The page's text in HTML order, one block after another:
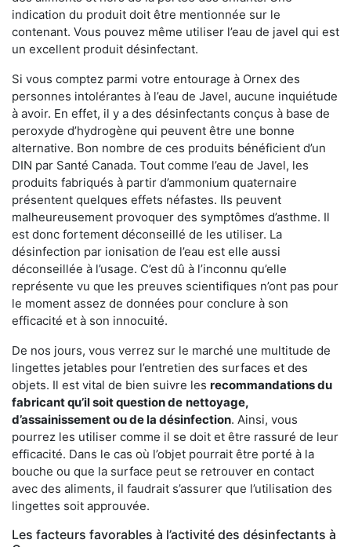
indication du produit doit être mentionnée sur le
contenant. Vous pouvez même utiliser l’eau de javel qui est
un excellent produit désinfectant.
Si vous comptez parmi votre entourage à Ornex des
personnes intolérantes à l’eau de Javel, aucune inquiétude
à avoir. En effet, il y a des désinfectants conçus à base de
peroxyde d’hydrogène qui peuvent être une bonne
alternative. Bon nombre de ces produits bénéficient d’un
DIN par Santé Canada. Tout comme l’eau de Javel, les
produits fabriqués à partir d’ammonium quaternaire
présentent quelques effets néfastes. Ils peuvent
malheureusement provoquer des symptômes d’asthme. Il
est donc fortement déconseillé de les utiliser. La
désinfection par ionisation de l’eau est elle aussi
déconseillée à l’usage. C’est dû à l’inconnu qu’elle
représente vu que les preuves scientifiques n’ont pas pour
le moment assez de données pour conclure à son
efficacité et à son innocuité.
De nos jours, vous verrez sur le marché une multitude de
lingettes jetables pour l’entretien des surfaces et des
objets. Il est vital de bien suivre les recommandations du
fabricant qu’il soit question de nettoyage,
d’assainissement ou de la désinfection. Ainsi, vous
pourrez les utiliser comme il se doit et être rassuré de leur
efficacité. Dans le cas où l’objet pourrait être porté à la
bouche ou que la surface peut se retrouver en contact
avec des aliments, il faudrait s’assurer que l’utilisation des
lingettes soit approuvée.
Les facteurs favorables à l’activité des désinfectants à